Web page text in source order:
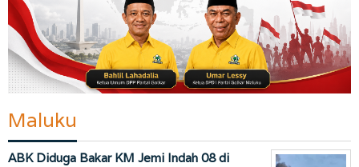
Maluku
ABK Diduga Bakar KM Jemi Indah 08 di